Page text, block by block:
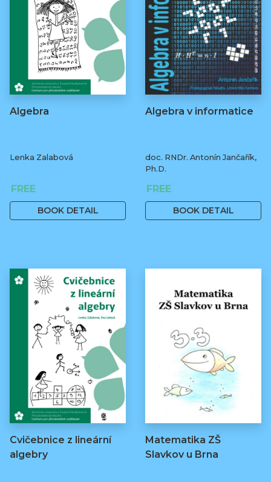
Algebra
Lenka Zalabová
FREE
BOOK DETAIL
Algebra v informatice
doc. RNDr. Antonín Jančařík,
Ph.D.
FREE
BOOK DETAIL
Cvičebnice z lineární
algebry
Matematika ZŠ
Slavkov u Brna